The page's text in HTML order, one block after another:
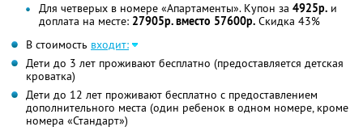
Для четверых в номере «Апартаменты». Купон за 4925р. и
доплата на месте: 27905р. вместо 57600р. Скидка 43%
В стоимость входит:
Дети до 3 лет проживают бесплатно (предоставляется детская
кроватка)
Дети до 12 лет проживают бесплатно с предоставлением
дополнительного места (один ребенок в одном номере, кроме
номера «Стандарт»)